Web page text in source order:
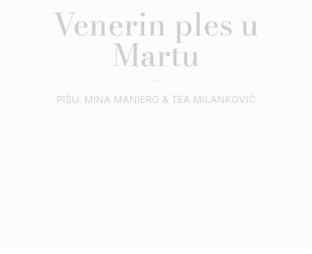
Venerin ples u
Martu
PIŠU: MINA MANIERO & TEA MILANKOVIĆ